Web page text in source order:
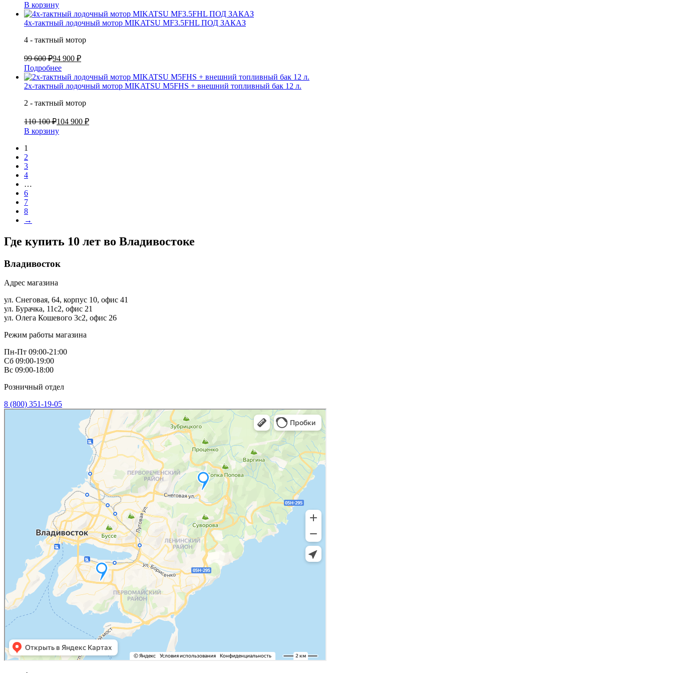
В корзину
4х-тактный лодочный мотор MIKATSU MF3.5FHL ПОД ЗАКАЗ
4 - тактный мотор
99 600 ₽94 900 ₽
Подробнее
2х-тактный лодочный мотор MIKATSU M5FHS + внешний топливный бак 12 л.
2 - тактный мотор
110 100 ₽104 900 ₽
В корзину
1
2
3
4
…
6
7
8
→
Где купить 10 лет во Владивостоке
Владивосток
Адрес магазина
ул. Снеговая, 64, корпус 10, офис 41
ул. Бурачка, 11с2, офис 21
ул. Олега Кошевого 3с2, офис 26
Режим работы магазина
Пн-Пт 09:00-21:00
Сб 09:00-19:00
Вс 09:00-18:00
Розничный отдел
8 (800) 351-19-05